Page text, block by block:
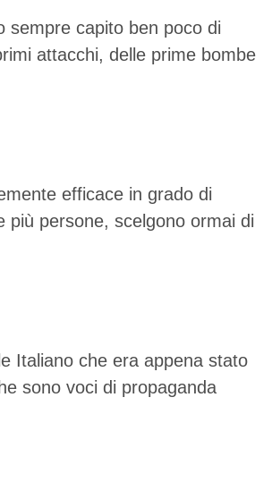
sempre capito ben poco di
attacchi, delle prime bombe
efficace in grado di
più persone, scelgono ormai di
Italiano che era appena stato
sono voci di propaganda